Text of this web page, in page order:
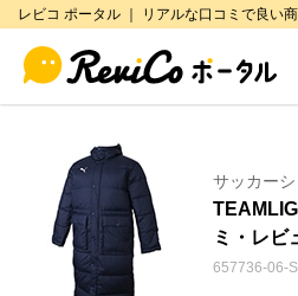
レビコ ポータル ｜ リアルな口コミで良い
サッカー
ミ・レビ
657736-06-S